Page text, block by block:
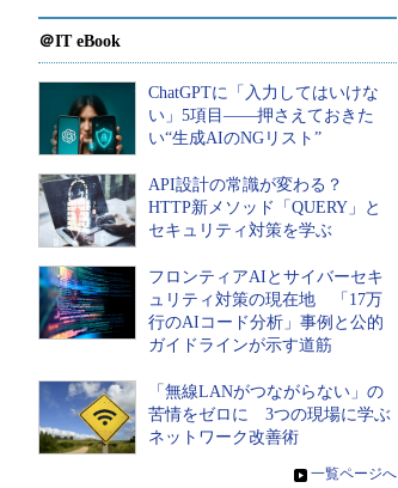
＠IT eBook
ChatGPTに「入力してはいけな
い」5項目――押さえておきた
い“生成AIのNGリスト”
API設計の常識が変わる？
HTTP新メソッド「QUERY」と
セキュリティ対策を学ぶ
フロンティアAIとサイバーセキ
ュリティ対策の現在地 「17万
行のAIコード分析」事例と公的
ガイドラインが示す道筋
「無線LANがつながらない」の
苦情をゼロに 3つの現場に学ぶ
ネットワーク改善術
» 一覧ページへ